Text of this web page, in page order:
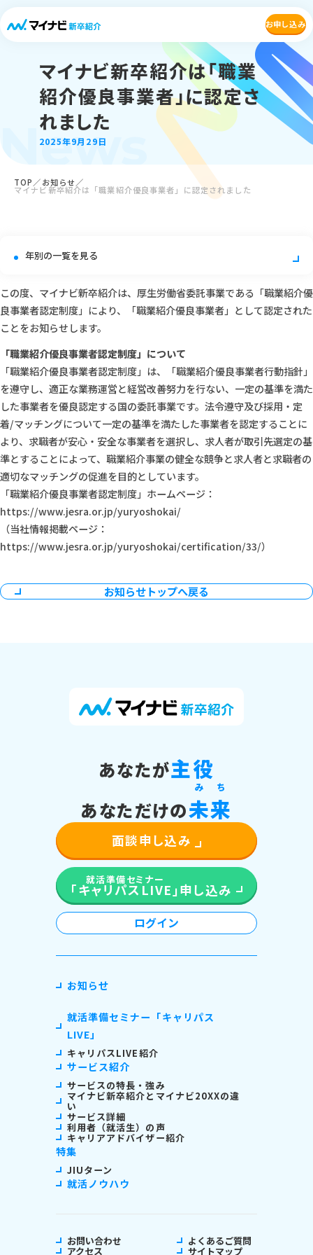
お申し込み
マイナビ新卒紹介は「職業
紹介優良事業者」に認定さ
れました
2025年9月29日
TOP お知らせ
マイナビ新卒紹介は「職業紹介優良事業者」に認定されました
この度、マイナビ新卒紹介は、厚生労働省委託事業である「職業紹介優
良事業者認定制度」により、「職業紹介優良事業者」として認定された
ことをお知らせします。
「職業紹介優良事業者認定制度」について
「職業紹介優良事業者認定制度」は、「職業紹介優良事業者行動指針」
を遵守し、適正な業務運営と経営改善努力を行ない、一定の基準を満た
した事業者を優良認定する国の委託事業です。法令遵守及び採用・定
着/マッチングについて一定の基準を満たした事業者を認定することに
より、求職者が安心・安全な事業者を選択し、求人者が取引先選定の基
準とすることによって、職業紹介事業の健全な競争と求人者と求職者の
適切なマッチングの促進を目的としています。
「職業紹介優良事業者認定制度」ホームページ：
https://www.jesra.or.jp/yuryoshokai/
（当社情報掲載ページ：
https://www.jesra.or.jp/yuryoshokai/certification/33/）
お知らせトップへ戻る
あなたが主役
あなただけの未
み
来
ち
面談申し込み
就活準備セミナー
「キャリパスLIVE」申し込み
ログイン
お知らせ
就活準備セミナー「キャリパス
LIVE」
キャリパスLIVE紹介
サービス紹介
サービスの特長・強み
マイナビ新卒紹介とマイナビ20XXの違
い
サービス詳細
利用者（就活生）の声
キャリアアドバイザー紹介
特集
JIUターン
就活ノウハウ
お問い合わせ よくあるご質問
アクセス サイトマップ